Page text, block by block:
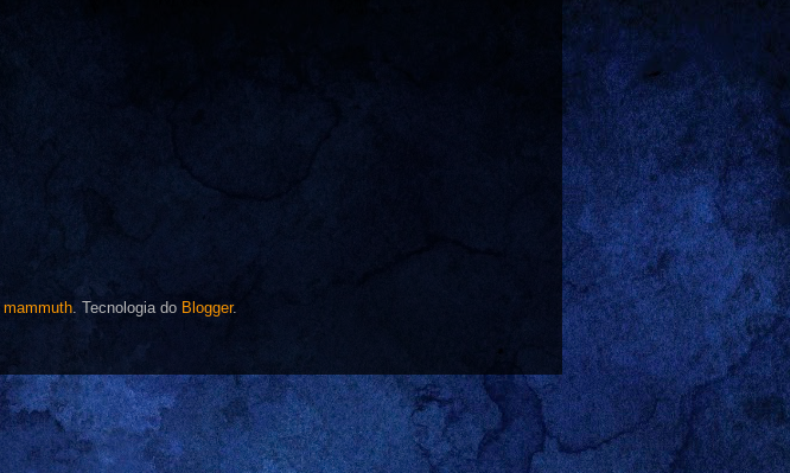
mammuth. Tecnologia do Blogger.